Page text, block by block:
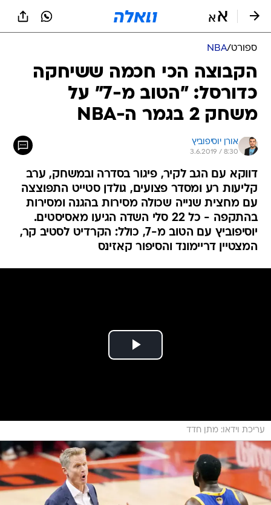
ספורט/
NBA
הקבוצה הכי חכמה ששיחקה
כדורסל: "הטוב מ-7" על
משחק 2 בגמר ה-NBA
אורן יוסיפוביץ
3.6.2019 / 8:30
דווקא עם הגב לקיר, פיגור בסדרה ובמשחק, ערב
קליעות רע ומסדר פצועים, גולדן סטייט התפוצצה
עם מחצית שנייה שכולה מסירות בהגנה ומסירות
בהתקפה - כל 22 סלי השדה הגיעו מאסיסטים.
יוסיפוביץ עם הטוב מ-7, כולל: הקרדיט לסטיב קר,
המצטיין דריימונד והסיפור קאזינס
עריכת וידאו: מתן חדד